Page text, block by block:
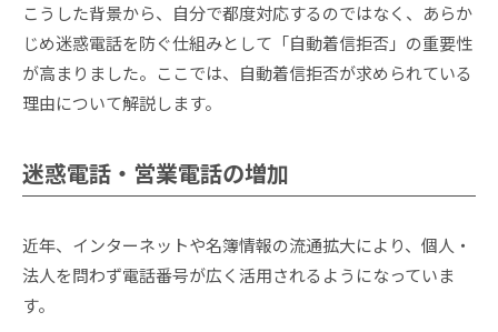
こうした背景から、自分で都度対応するのではなく、あらか
じめ迷惑電話を防ぐ仕組みとして「自動着信拒否」の重要性
が高まりました。ここでは、自動着信拒否が求められている
理由について解説します。
迷惑電話・営業電話の増加
近年、インターネットや名簿情報の流通拡大により、個人・
法人を問わず電話番号が広く活用されるようになっていま
す。